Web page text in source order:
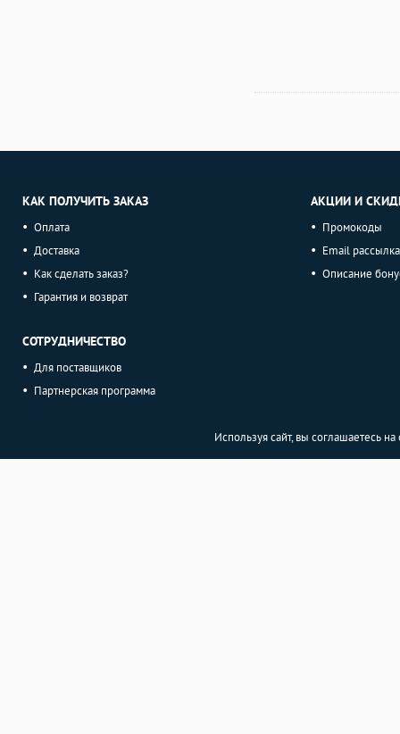
КАК ПОЛУЧИТЬ ЗАКАЗ
Оплата
Доставка
Как сделать заказ?
Гарантия и возврат
СОТРУДНИЧЕСТВО
Для поставщиков
Партнерская программа
АКЦИИ И
Промокоды
Email рассылка
Описание
Используя сайт, вы соглашаетесь